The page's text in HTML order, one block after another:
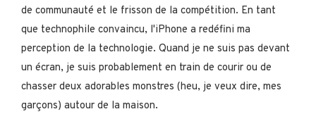
de communauté et le frisson de la compétition. En tant
que technophile convaincu, l'iPhone a redéfini ma
perception de la technologie. Quand je ne suis pas devant
un écran, je suis probablement en train de courir ou de
chasser deux adorables monstres (heu, je veux dire, mes
garçons) autour de la maison.